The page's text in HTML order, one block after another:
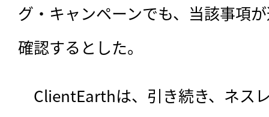
グ・キャンペーンでも、当該事項
確認するとした。
ClientEarthは、引き続き、ネス